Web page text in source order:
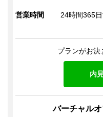
打ち合わせスペース（オ
郵便・ロッカー
郵便受け（有人受付）
宅配物
宅配ロッカー
営業時間 24時間365
プランがお決
内
バーチャル